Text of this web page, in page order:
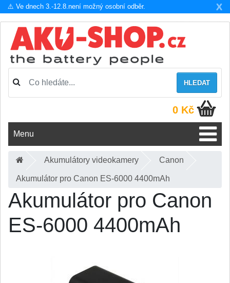
X
⚠️ Ve dnech 3.-12.8.není možný osobní odběr.
HLEDAT
0 Kč
Menu
Akumulátory videokamery Canon
Akumulátor pro Canon ES-6000 4400mAh
Akumulátor pro Canon
ES-6000 4400mAh